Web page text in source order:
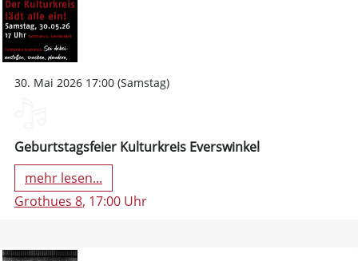
30. Mai 2026 17:00 (Samstag)
Geburtstagsfeier Kulturkreis Everswinkel
mehr lesen...
Grothues 8, 17:00 Uhr